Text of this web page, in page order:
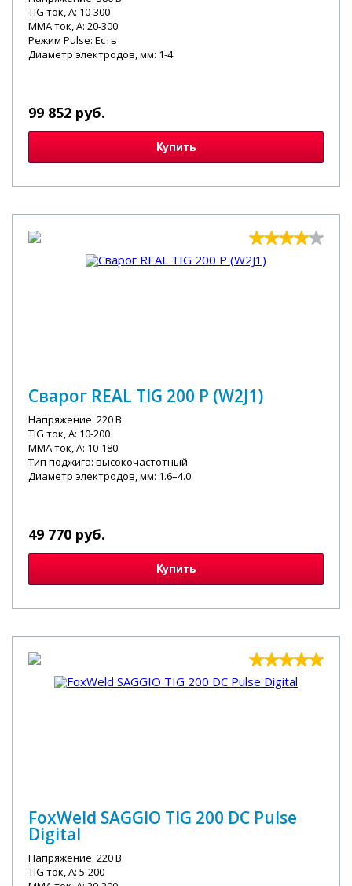
TIG ток, А: 10-300
MMA ток, А: 20-300
Режим Pulse: Есть
Диаметр электродов, мм: 1-4
99 852 руб.
Купить
Сварог REAL TIG 200 P (W2J1)
Напряжение: 220 В
TIG ток, А: 10-200
MMA ток, А: 10-180
Тип поджига: высокочастотный
Диаметр электродов, мм: 1.6–4.0
49 770 руб.
Купить
FoxWeld SAGGIO TIG 200 DC Pulse
Digital
Напряжение: 220 В
TIG ток, А: 5-200